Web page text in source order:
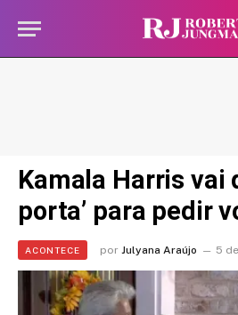
Kamala Harris vai
porta’ para pedir
ACONTECE por Julyana Araújo 5